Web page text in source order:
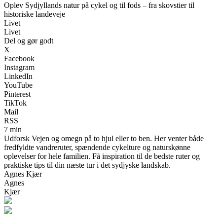
Oplev Sydjyllands natur på cykel og til fods – fra skovstier til
historiske landeveje
Livet
Livet
Del og gør godt
X
Facebook
Instagram
LinkedIn
YouTube
Pinterest
TikTok
Mail
RSS
7 min
Udforsk Vejen og omegn på to hjul eller to ben. Her venter både
fredfyldte vandreruter, spændende cykelture og naturskønne
oplevelser for hele familien. Få inspiration til de bedste ruter og
praktiske tips til din næste tur i det sydjyske landskab.
Agnes Kjær
Agnes
Kjær